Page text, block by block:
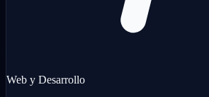
Web y Desarrollo